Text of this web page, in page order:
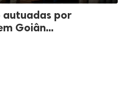
autuadas por
Goiân...